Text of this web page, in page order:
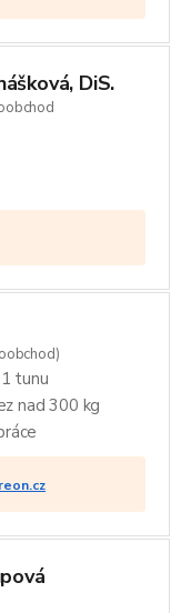
DiS.
tunu
nad 300 kg